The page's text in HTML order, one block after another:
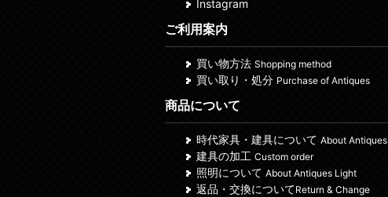
Instagram
ご利用案内
買い物方法 Shopping method
買い取り・処分 Purchase of Antiques
商品について
時代家具・建具について About Antiques
建具の加工 Custom order
照明について About Antiques Light
返品・交換についてReturn & Change